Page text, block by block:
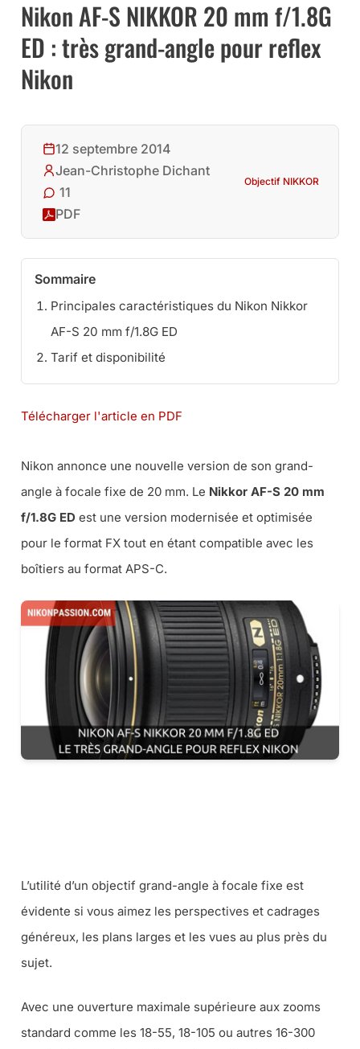
Nikon AF-S NIKKOR 20 mm f/1.8G
ED : très grand-angle pour reflex
Nikon
12 septembre 2014
Jean-Christophe Dichant
11
PDF
Objectif NIKKOR
Sommaire
Principales caractéristiques du Nikon Nikkor
AF-S 20 mm f/1.8G ED
Tarif et disponibilité
Télécharger l'article en PDF
Nikon annonce une nouvelle version de son grand-
angle à focale fixe de 20 mm. Le Nikkor AF-S 20 mm
f/1.8G ED est une version modernisée et optimisée
pour le format FX tout en étant compatible avec les
boîtiers au format APS-C.
L’utilité d’un objectif grand-angle à focale fixe est
évidente si vous aimez les perspectives et cadrages
généreux, les plans larges et les vues au plus près du
sujet.
Avec une ouverture maximale supérieure aux zooms
standard comme les 18-55, 18-105 ou autres 16-300